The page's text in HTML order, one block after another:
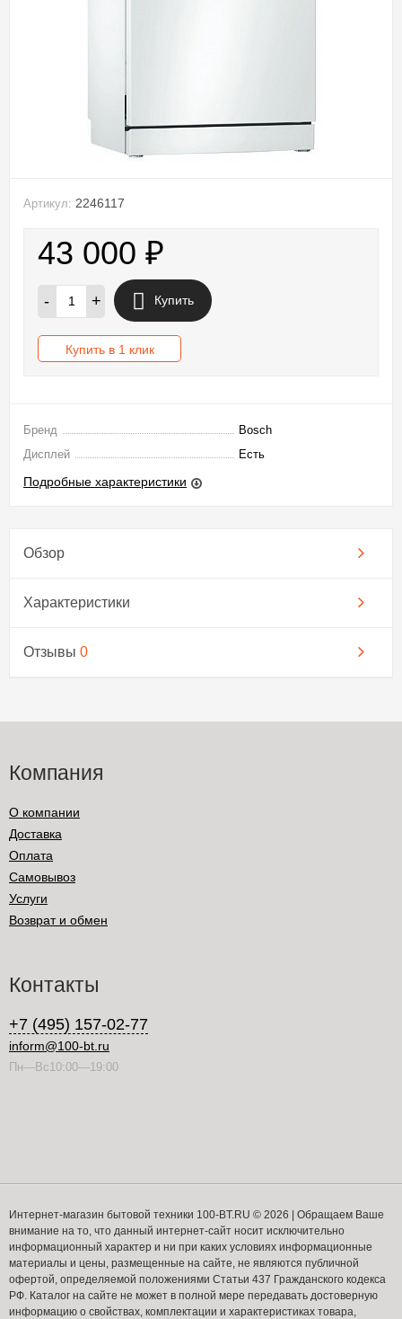
Артикул: 2246117
43 000 ₽
- + Купить
Купить в 1 клик
Бренд
Bosch
Дисплей
Есть
Подробные характеристики
Обзор
Характеристики
Отзывы 0
Компания
О компании
Доставка
Оплата
Самовывоз
Услуги
Возврат и обмен
Контакты
+7 (495) 157-02-77
inform@100-bt.ru
Пн—Вс10:00—19:00
Интернет-магазин бытовой техники 100-BT.RU © 2026 | Обращаем Ваше
внимание на то, что данный интернет-сайт носит исключительно
информационный характер и ни при каких условиях информационные
материалы и цены, размещенные на сайте, не являются публичной
офертой, определяемой положениями Статьи 437 Гражданского кодекса
РФ. Каталог на сайте не может в полной мере передавать достоверную
информацию о свойствах, комплектации и характеристиках товара,